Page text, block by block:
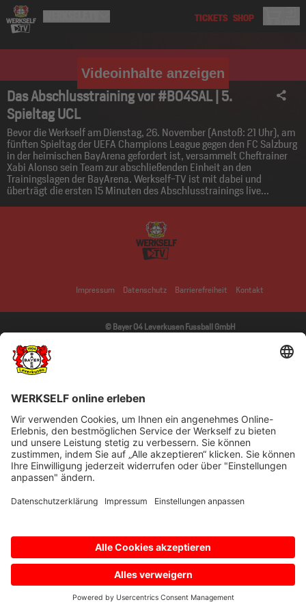
Videoinhalte anzeigen
Das Abschlusstraining vor #B04SAL | 5.
Spieltag UCL
Bevor die Werkself am Dienstag, 26. November (Anstoß: 21 Uhr), am
fünften Spieltag der UEFA Champions League gegen den FC Salzburg
in der heimischen BayArena gefordert ist, versammelt Cheftrainer
Xabi Alonso sein Team zur abschließenden Einheit an den
Trainingslagen der BayArena. Werkself-TV ist mit dabei und
überträgt die ersten 15 Minuten des Abschlusstrainings live...
Impressum Datenschutz Barrierefreiheit Kontakt
© Bayer 04 Leverkusen Fussball GmbH